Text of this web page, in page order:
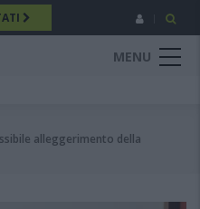
MENU
alleggerimento della